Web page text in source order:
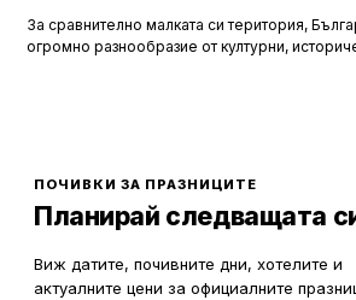
За сравнително малката си територия,
огромно разнообразие от културни,
природа и чудесни условия за туризъм и
ПОЧИВКИ ЗА ПРАЗНИЦИТЕ
Планирай следващата
Виж датите, почивните дни, хотелите и
актуалните цени за официалните